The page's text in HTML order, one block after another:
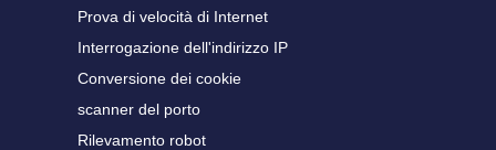
Prova di velocità di Internet
Interrogazione dell'indirizzo IP
Conversione dei cookie
scanner del porto
Rilevamento robot